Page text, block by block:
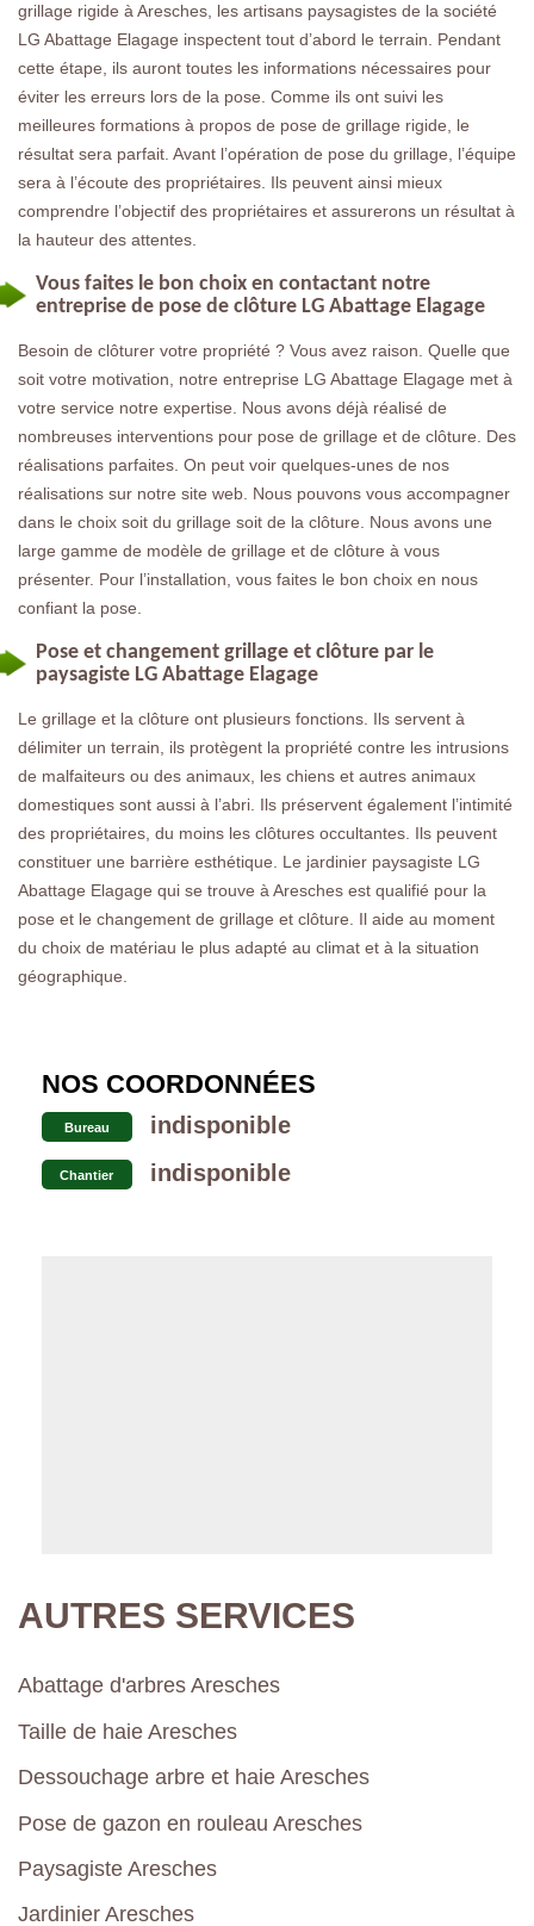
grillage rigide à Aresches, les artisans paysagistes de la société
LG Abattage Elagage inspectent tout d’abord le terrain. Pendant
cette étape, ils auront toutes les informations nécessaires pour
éviter les erreurs lors de la pose. Comme ils ont suivi les
meilleures formations à propos de pose de grillage rigide, le
résultat sera parfait. Avant l’opération de pose du grillage, l’équipe
sera à l’écoute des propriétaires. Ils peuvent ainsi mieux
comprendre l’objectif des propriétaires et assurerons un résultat à
la hauteur des attentes.
Vous faites le bon choix en contactant notre
entreprise de pose de clôture LG Abattage Elagage
Besoin de clôturer votre propriété ? Vous avez raison. Quelle que
soit votre motivation, notre entreprise LG Abattage Elagage met à
votre service notre expertise. Nous avons déjà réalisé de
nombreuses interventions pour pose de grillage et de clôture. Des
réalisations parfaites. On peut voir quelques-unes de nos
réalisations sur notre site web. Nous pouvons vous accompagner
dans le choix soit du grillage soit de la clôture. Nous avons une
large gamme de modèle de grillage et de clôture à vous
présenter. Pour l’installation, vous faites le bon choix en nous
confiant la pose.
Pose et changement grillage et clôture par le
paysagiste LG Abattage Elagage
Le grillage et la clôture ont plusieurs fonctions. Ils servent à
délimiter un terrain, ils protègent la propriété contre les intrusions
de malfaiteurs ou des animaux, les chiens et autres animaux
domestiques sont aussi à l’abri. Ils préservent également l’intimité
des propriétaires, du moins les clôtures occultantes. Ils peuvent
constituer une barrière esthétique. Le jardinier paysagiste LG
Abattage Elagage qui se trouve à Aresches est qualifié pour la
pose et le changement de grillage et clôture. Il aide au moment
du choix de matériau le plus adapté au climat et à la situation
géographique.
NOS COORDONNÉES
Bureau indisponible
Chantier indisponible
AUTRES SERVICES
Abattage d'arbres Aresches
Taille de haie Aresches
Dessouchage arbre et haie Aresches
Pose de gazon en rouleau Aresches
Paysagiste Aresches
Jardinier Aresches